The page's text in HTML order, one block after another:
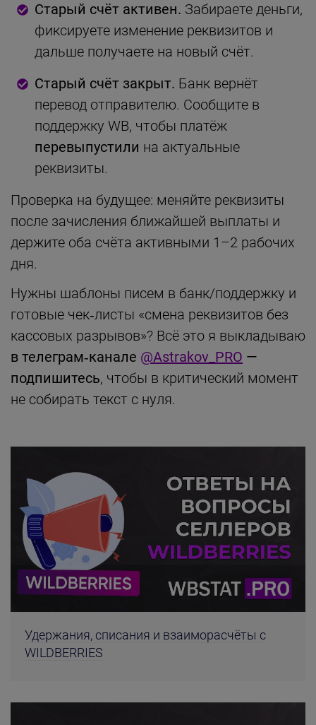
Старый счёт активен. Забираете деньги,
фиксируете изменение реквизитов и
дальше получаете на новый счёт.
Старый счёт закрыт. Банк вернёт
перевод отправителю. Сообщите в
поддержку WB, чтобы платёж
перевыпустили на актуальные
реквизиты.
Проверка на будущее: меняйте реквизиты
после зачисления ближайшей выплаты и
держите оба счёта активными 1–2 рабочих
дня.
Нужны шаблоны писем в банк/поддержку и
готовые чек‑листы «смена реквизитов без
кассовых разрывов»? Всё это я выкладываю
в телеграм‑канале @Astrakov_PRO —
подпишитесь, чтобы в критический момент
не собирать текст с нуля.
Удержания, списания и взаиморасчёты с
WILDBERRIES